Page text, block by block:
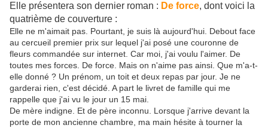
Elle présentera son dernier roman : De force, dont voici la
quatrième de couverture :
Elle ne m'aimait pas. Pourtant, je suis là aujourd'hui. Debout face
au cercueil premier prix sur lequel j'ai posé une couronne de
fleurs commandée sur internet. Car moi, j'ai voulu l'aimer. De
toutes mes forces. De force. Mais on n'aime pas ainsi. Que m'a-t-
elle donné ? Un prénom, un toit et deux repas par jour. Je ne
garderai rien, c'est décidé. A part le livret de famille qui me
rappelle que j'ai vu le jour un 15 mai.
De mère indigne. Et de père inconnu. Lorsque j'arrive devant la
porte de mon ancienne chambre, ma main hésite à tourner la